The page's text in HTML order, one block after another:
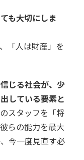
も大切にしま
「人は財産」を
じる社会が、少
している要素と
スタッフを「将
らの能力を最大
今一度見直す必